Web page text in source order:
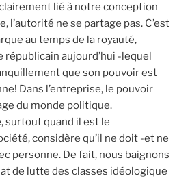
lié à notre conception
l’autorité ne se partage pas. C’est
au temps de la royauté,
républicain aujourd’hui -lequel
que son pouvoir est
Dans l’entreprise, le pouvoir
du monde politique.
surtout quand il est le
considère qu’il ne doit -et ne
personne. De fait, nous baignons
de lutte des classes idéologique